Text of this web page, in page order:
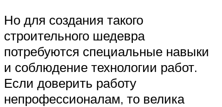
Но для создания такого
строительного шедевра
потребуются специальные навыки
и соблюдение технологии работ.
Если доверить работу
непрофессионалам, то велика